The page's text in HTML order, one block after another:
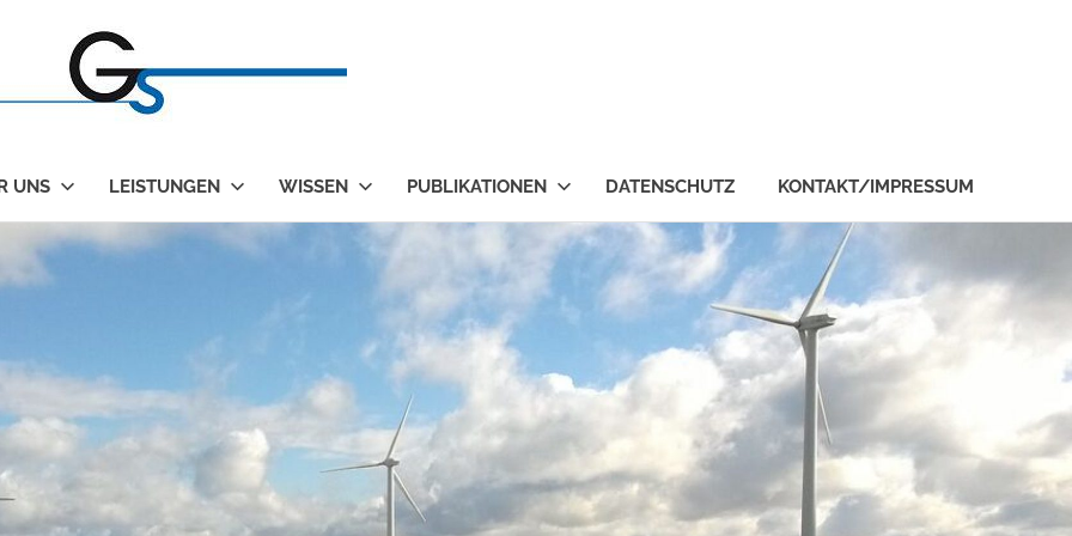
Kollegen
–
Sachverständigensozietät
UNS LEISTUNGEN WISSEN PUBLIKATIONEN DATENSCHUTZ KONTAKT/IMPRESSUM